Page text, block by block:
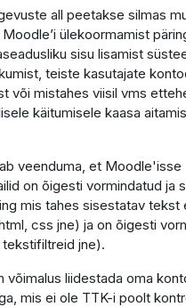
all peetakse silmas
ülekoormamist
sisu lisamist
teiste kasutajate
või mistahes viisil vms
käitumisele kaasa
veenduma, et Moodle'isse
on õigesti vormindatud ja
mis tahes sisestatav tekst
css jne) ja on õigesti
jne).
võimalus liidestada oma
mis ei ole TTK-i poolt